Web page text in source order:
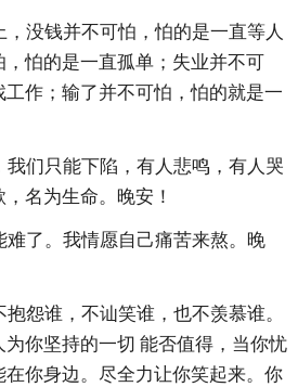
，没钱并不可怕，怕的是一直等人
怕的是一直孤单；失业并不可
作；输了并不可怕，怕的就是一
我们只能下陷，有人悲鸣，有人哭
名为生命。晚安！
难了。我情愿自己痛苦来熬。晚
怨谁，不讪笑谁，也不羡慕谁。
你坚持的一切 能否值得，当你忧
你身边。尽全力让你笑起来。你